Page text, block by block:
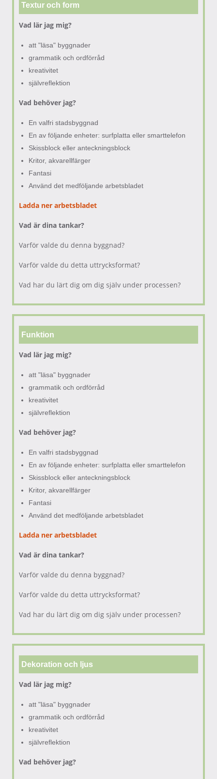
Textur och form
Vad lär jag mig?
att "läsa" byggnader
grammatik och ordförråd
kreativitet
självreflektion
Vad behöver jag?
En valfri stadsbyggnad
En av följande enheter: surfplatta eller smarttelefon
Skissblock eller anteckningsblock
Kritor, akvarellfärger
Fantasi
Använd det medföljande arbetsbladet
Ladda ner arbetsbladet
Vad är dina tankar?
Varför valde du denna byggnad?
Varför valde du detta uttrycksformat?
Vad har du lärt dig om dig själv under processen?
Funktion
Vad lär jag mig?
att "läsa" byggnader
grammatik och ordförråd
kreativitet
självreflektion
Vad behöver jag?
En valfri stadsbyggnad
En av följande enheter: surfplatta eller smarttelefon
Skissblock eller anteckningsblock
Kritor, akvarellfärger
Fantasi
Använd det medföljande arbetsbladet
Ladda ner arbetsbladet
Vad är dina tankar?
Varför valde du denna byggnad?
Varför valde du detta uttrycksformat?
Vad har du lärt dig om dig själv under processen?
Dekoration och ljus
Vad lär jag mig?
att "läsa" byggnader
grammatik och ordförråd
kreativitet
självreflektion
Vad behöver jag?